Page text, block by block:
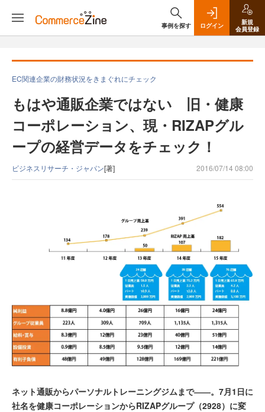
事例を探す ログイン
新規
会員登録
EC関連企業の財務状況をきまぐれにチェック
もはや通販企業ではない 旧・健康
コーポレーション、現・RIZAPグル
ープの経営データをチェック！
ビジネスリサーチ・ジャパン[著] 2016/07/14 08:00
ネット通販からパーソナルトレーニングジムまで――。7月1日に
社名を健康コーポレーションからRIZAPグループ（2928）に変